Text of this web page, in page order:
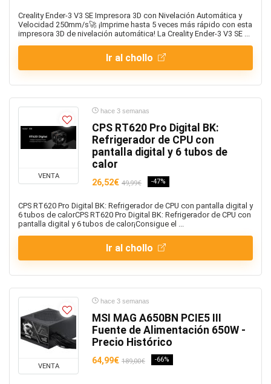
Creality Ender-3 V3 SE Impresora 3D con Nivelación Automática y
Velocidad 250mm/s🚀 ¡Imprime hasta 5 veces más rápido con esta
impresora 3D de nivelación automática! La Creality Ender-3 V3 SE ...
Ir al chollo
VENTA
hace 3 semanas
CPS RT620 Pro Digital BK:
Refrigerador de CPU con
pantalla digital y 6 tubos de
calor
26,52€ 49,99€ -47%
CPS RT620 Pro Digital BK: Refrigerador de CPU con pantalla digital y
6 tubos de calorCPS RT620 Pro Digital BK: Refrigerador de CPU con
pantalla digital y 6 tubos de calor¡Consigue el ...
Ir al chollo
VENTA
hace 3 semanas
MSI MAG A650BN PCIE5 III
Fuente de Alimentación 650W -
Precio Histórico
64,99€ 189,00€ -66%